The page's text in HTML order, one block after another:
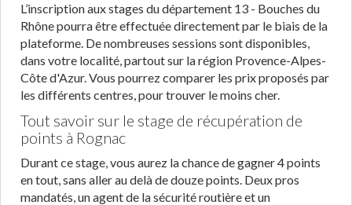
L’inscription aux stages du département 13 - Bouches du
Rhône pourra être effectuée directement par le biais de la
plateforme. De nombreuses sessions sont disponibles,
dans votre localité, partout sur la région Provence-Alpes-
Côte d'Azur. Vous pourrez comparer les prix proposés par
les différents centres, pour trouver le moins cher.
Tout savoir sur le stage de récupération de
points à Rognac
Durant ce stage, vous aurez la chance de gagner 4 points
en tout, sans aller au delà de douze points. Deux pros
mandatés, un agent de la sécurité routière et un